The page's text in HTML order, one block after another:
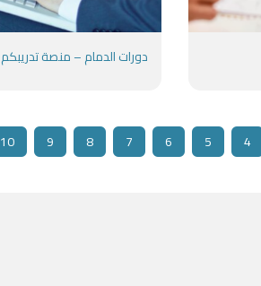
دورات الدمام – منصة تدريبكم
4
5
6
7
8
9
10